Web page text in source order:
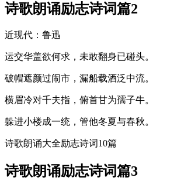
诗歌朗诵励志诗词篇2
近现代：鲁迅
运交华盖欲何求，未敢翻身已碰头。
破帽遮颜过闹市，漏船载酒泛中流。
横眉冷对千夫指，俯首甘为孺子牛。
躲进小楼成一统，管他冬夏与春秋。
诗歌朗诵大全励志诗词10篇
诗歌朗诵励志诗词篇3